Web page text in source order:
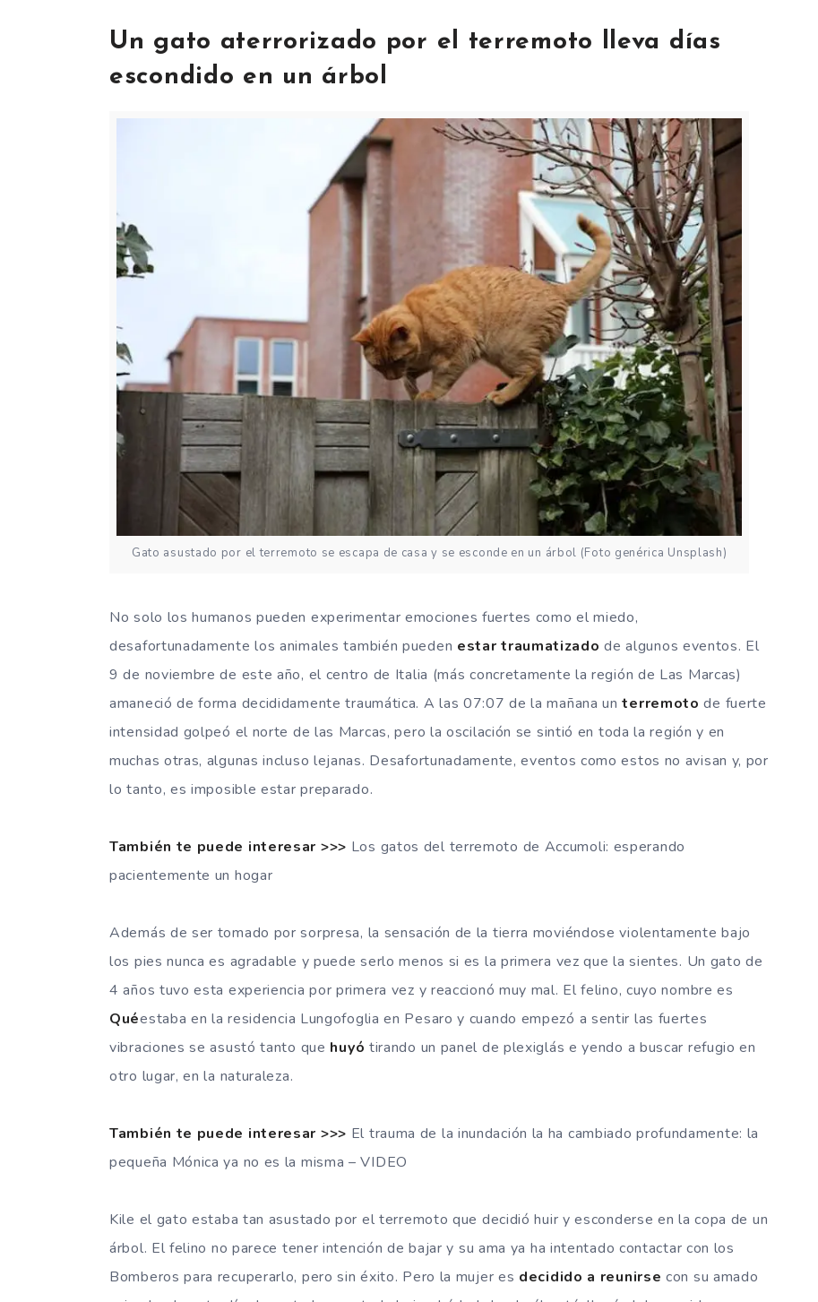
Un gato aterrorizado por el terremoto lleva días
escondido en un árbol
Gato asustado por el terremoto se escapa de casa y se esconde en un árbol (Foto genérica Unsplash)
No solo los humanos pueden experimentar emociones fuertes como el miedo,
desafortunadamente los animales también pueden estar traumatizado de algunos eventos. El
9 de noviembre de este año, el centro de Italia (más concretamente la región de Las Marcas)
amaneció de forma decididamente traumática. A las 07:07 de la mañana unterremoto de fuerte
intensidad golpeó el norte de las Marcas, pero la oscilación se sintió en toda la región y en
muchas otras, algunas incluso lejanas. Desafortunadamente, eventos como estos no avisan y, por
lo tanto, es imposible estar preparado.
También te puede interesar >>> Los gatos del terremoto de Accumoli: esperando
pacientemente un hogar
Además de ser tomado por sorpresa, la sensación de la tierra moviéndose violentamente bajo
los pies nunca es agradable y puede serlo menos si es la primera vez que la sientes. Un gato de
4 años tuvo esta experiencia por primera vez y reaccionó muy mal. El felino, cuyo nombre es
Quéestaba en la residencia Lungofoglia en Pesaro y cuando empezó a sentir las fuertes
vibraciones se asustó tanto que huyó tirando un panel de plexiglás e yendo a buscar refugio en
otro lugar, en la naturaleza.
También te puede interesar >>> El trauma de la inundación la ha cambiado profundamente: la
pequeña Mónica ya no es la misma – VIDEO
Kile el gato estaba tan asustado por el terremoto que decidió huir y esconderse en la copa de un
árbol. El felino no parece tener intención de bajar y su ama ya ha intentado contactar con los
Bomberos para recuperarlo, pero sin éxito. Pero la mujer es decidido a reunirse con su amado